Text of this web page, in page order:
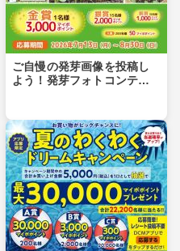
ご自慢の発芽画像を投稿し
よう！発芽フォトコンテス